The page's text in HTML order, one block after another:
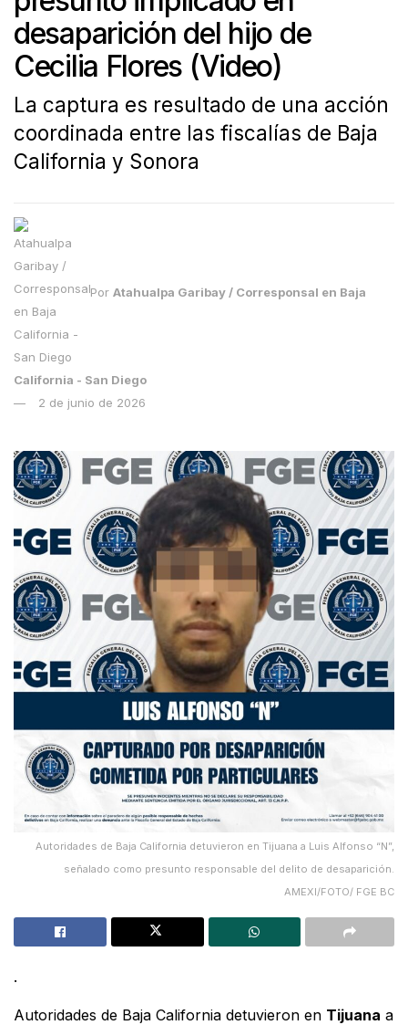
desaparición del hijo de
Cecilia Flores (Video)
La captura es resultado de una acción
coordinada entre las fiscalías de Baja
California y Sonora
Por Atahualpa Garibay / Corresponsal en Baja
California - San Diego
2 de junio de 2026
Autoridades de Baja California detuvieron en Tijuana a Luis Alfonso “N”,
señalado como presunto responsable del delito de desaparición.
AMEXI/FOTO/ FGE BC
.
Autoridades de Baja California detuvieron en Tijuana a